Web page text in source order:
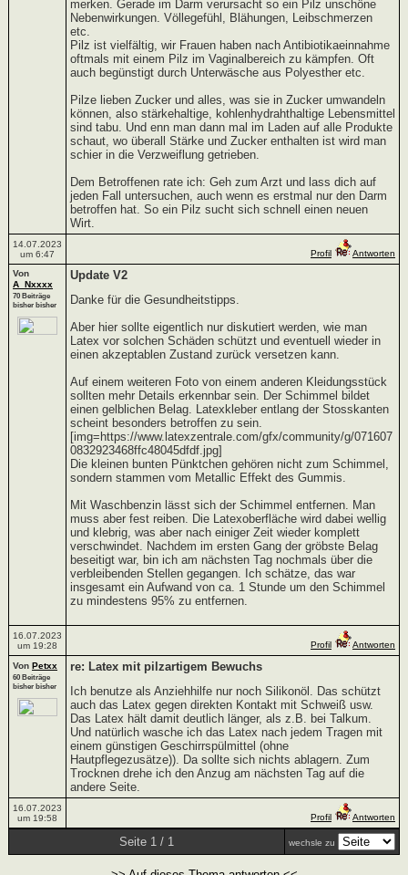
merken. Gerade im Darm verursacht so ein Pilz unschöne
Nebenwirkungen. Völlegefühl, Blähungen, Leibschmerzen
etc.
Pilz ist vielfältig, wir Frauen haben nach Antibiotikaeinnahme
oftmals mit einem Pilz im Vaginalbereich zu kämpfen. Oft
auch begünstigt durch Unterwäsche aus Polyesther etc.
Pilze lieben Zucker und alles, was sie in Zucker umwandeln
können, also stärkehaltige, kohlenhydrahthaltige Lebensmittel
sind tabu. Und enn man dann mal im Laden auf alle Produkte
schaut, wo überall Stärke und Zucker enthalten ist wird man
schier in die Verzweiflung getrieben.
Dem Betroffenen rate ich: Geh zum Arzt und lass dich auf
jeden Fall untersuchen, auch wenn es erstmal nur den Darm
betroffen hat. So ein Pilz sucht sich schnell einen neuen
Wirt.
14.07.2023
um 6:47
Profil
Antworten
Von
A_Nxxxx
70 Beiträge
bisher bisher
Update V2
Danke für die Gesundheitstipps.
Aber hier sollte eigentlich nur diskutiert werden, wie man
Latex vor solchen Schäden schützt und eventuell wieder in
einen akzeptablen Zustand zurück versetzen kann.
Auf einem weiteren Foto von einem anderen Kleidungsstück
sollten mehr Details erkennbar sein. Der Schimmel bildet
einen gelblichen Belag. Latexkleber entlang der Stosskanten
scheint besonders betroffen zu sein.
[img=https://www.latexzentrale.com/gfx/community/g/071607
0832923468ffc48045dfdf.jpg]
Die kleinen bunten Pünktchen gehören nicht zum Schimmel,
sondern stammen vom Metallic Effekt des Gummis.
Mit Waschbenzin lässt sich der Schimmel entfernen. Man
muss aber fest reiben. Die Latexoberfläche wird dabei wellig
und klebrig, was aber nach einiger Zeit wieder komplett
verschwindet. Nachdem im ersten Gang der gröbste Belag
beseitigt war, bin ich am nächsten Tag nochmals über die
verbleibenden Stellen gegangen. Ich schätze, das war
insgesamt ein Aufwand von ca. 1 Stunde um den Schimmel
zu mindestens 95% zu entfernen.
16.07.2023
um 19:28
Profil Antworten
Von Petxx
60 Beiträge
bisher bisher
re: Latex mit pilzartigem Bewuchs
Ich benutze als Anziehhilfe nur noch Silikonöl. Das schützt
auch das Latex gegen direkten Kontakt mit Schweiß usw.
Das Latex hält damit deutlich länger, als z.B. bei Talkum.
Und natürlich wasche ich das Latex nach jedem Tragen mit
einem günstigen Geschirrspülmittel (ohne
Hautpflegezusätze)). Da sollte sich nichts ablagern. Zum
Trocknen drehe ich den Anzug am nächsten Tag auf die
andere Seite.
16.07.2023
um 19:58
Profil Antworten
Seite 1 / 1 wechsle zu